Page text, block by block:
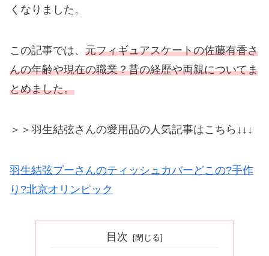
くなりました。
この記事では、 元フィギュアスケートの佐藤有香さ
んの年齢や現在の職業？昔の経歴や両親についてま
とめました。
＞＞羽生結弦さんの愛用品の人気記事はこちら↓↓↓
羽生結弦プーさんのティッシュカバーどこの?手作
り?北京オリンピック
目次